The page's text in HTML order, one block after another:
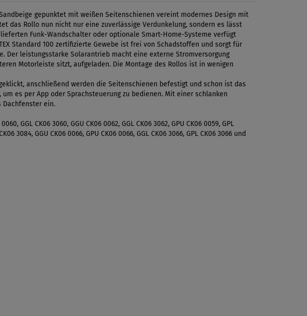
Sandbeige gepunktet mit weißen Seitenschienen vereint modernes Design mit
das Rollo nun nicht nur eine zuverlässige Verdunkelung, sondern es lässt
Funk-Wandschalter oder optionale Smart-Home-Systeme verfügt
Standard 100 zertifizierte Gewebe ist frei von Schadstoffen und sorgt für
Der leistungsstarke Solarantrieb macht eine externe Stromversorgung
Motorleiste sitzt, aufgeladen. Die Montage des Rollos ist in wenigen
anschließend werden die Seitenschienen befestigt und schon ist das
es per App oder Sprachsteuerung zu bedienen. Mit einer schlanken
Dachfenster ein.
GGL CK06 3060, GGU CK06 0062, GGL CK06 3062, GPU CK06 0059, GPL
3084, GGU CK06 0066, GPU CK06 0066, GGL CK06 3066, GPL CK06 3066 und